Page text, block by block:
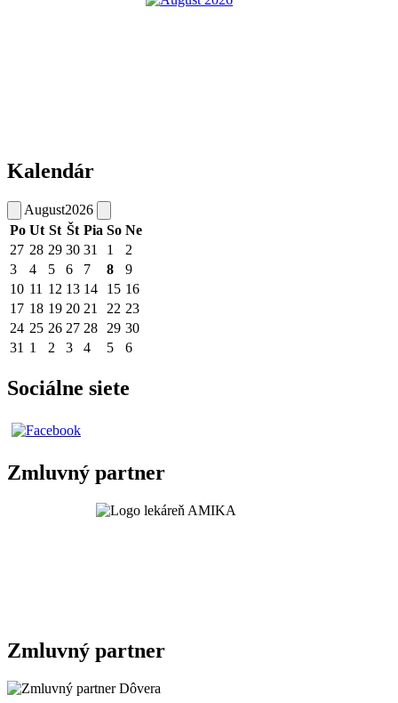
Kalendár
August2026
Po Ut St Št Pia So Ne
27 28 29 30 31 1
2
3
4 5 6 7 8
9
10 11 12 13 14 15 16
17 18 19 20 21 22 23
24 25 26 27 28 29 30
31 1 2 3 4 5 6
Sociálne siete
Zmluvný partner
Zmluvný partner